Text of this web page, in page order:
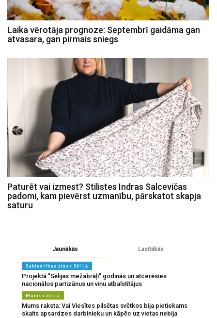
Laika vērotāja prognoze: Septembrī gaidāma gan
atvasara, gan pirmais sniegs
Paturēt vai izmest? Stilistes Indras Salcevičas
padomi, kam pievērst uzmanību, pārskatot skapja
saturu
Jaunākās Lasītākās
Sabiedrības ziņas Sēlijā
Projektā "Sēlijas mežabrāļi" godinās un atcerēsies
nacionālos partizānus un viņu atbalstītājus
Mums raksta
Mums raksta: Vai Viesītes pilsētas svētkos bija pietiekams
skaits apsardzes darbinieku un kāpēc uz vietas nebija